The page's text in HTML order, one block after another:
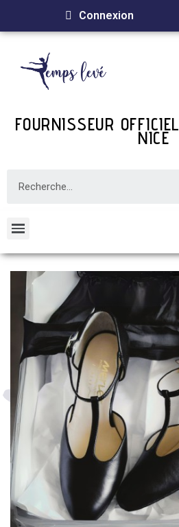
Connexion
FOURNISSEUR
NICE